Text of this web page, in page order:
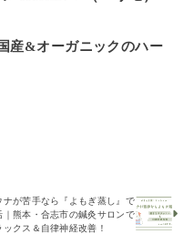
&オーガニックのハー
ナが苦手なら『よもぎ蒸し』で
｜熊本・合志市の鍼灸サロンで
ックス＆自律神経改善！